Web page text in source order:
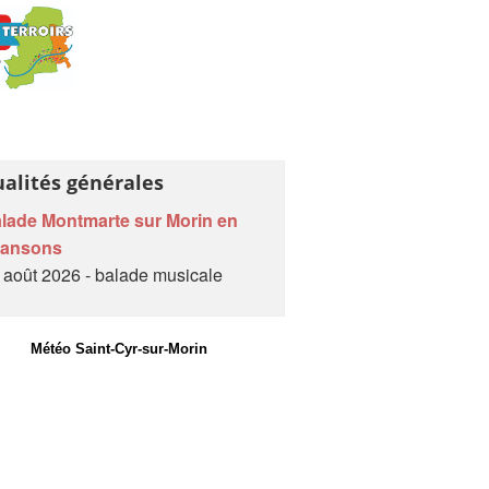
générales
Montmarte sur Morin en
2026 - balade musicale
Météo Saint-Cyr-sur-Morin